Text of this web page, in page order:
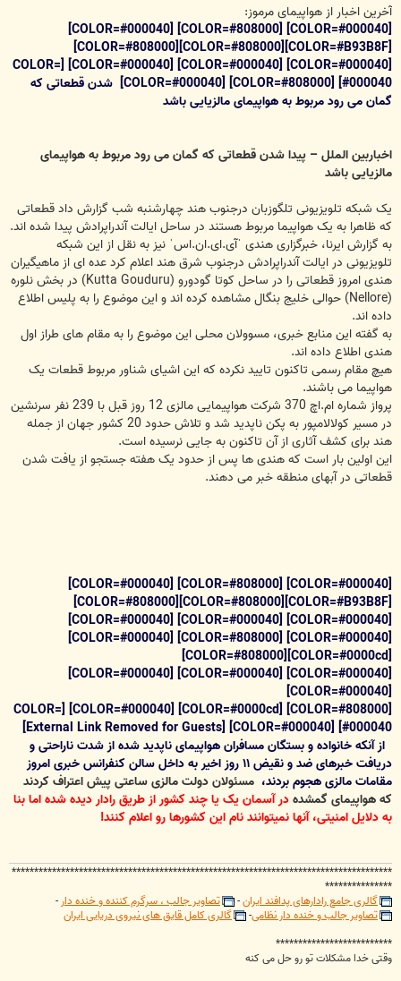
ت
آخرین اخبار از هواپیمای مرموز:
[COLOR=#000040] [COLOR=#808000] [COLOR=#000040]
[COLOR=#B93B8F][COLOR=#808000][COLOR=#808000]
[COLOR=#000040] [COLOR=#000040] [COLOR=#000040] [COLOR=
#000040] [COLOR=#808000] [COLOR=#000040] شدن قطعاتی که
گمان می رود مربوط به هواپیمای مالزیایی باشد
اخباربین الملل – پیدا شدن قطعاتی که گمان می رود مربوط به هواپیمای
مالزیایی باشد
یک شبکه تلویزیونی تلگوزبان درجنوب هند چهارشنبه شب گزارش داد قطعاتی
که ظاهرا به یک هواپیما مربوط هستند در ساحل ایالت آندراپرادش پیدا شده اند.
به گزارش ایرنا، خبرگزاری هندی ˈآی.ای.ان.اسˈ نیز به نقل از این شبکه
تلویزیونی در ایالت آندراپرادش درجنوب شرق هند اعلام کرد عده ای از ماهیگیران
هندی امروز قطعاتی را در ساحل کوتا گودورو (Kutta Gouduru) در بخش نلوره
(Nellore) حوالی خلیج بنگال مشاهده کرده اند و این موضوع را به پلیس اطلاع
داده اند.
به گفته این منابع خبری، مسوولان محلی این موضوع را به مقام های طراز اول
هندی اطلاع داده اند.
هیچ مقام رسمی تاکنون تایید نکرده که این اشیای شناور مربوط قطعات یک
هواپیما می باشند.
پرواز شماره ام.اچ 370 شرکت هواپیمایی مالزی 12 روز قبل با 239 نفر سرنشین
در مسیر کولالامپور به پکن ناپدید شد و تلاش حدود 20 کشور جهان از جمله
هند برای کشف آثاری از آن تاکنون به جایی نرسیده است.
این اولین بار است که هندی ها پس از حدود یک هفته جستجو از یافت شدن
قطعاتی در آبهای منطقه خبر می دهند.
[COLOR=#000040] [COLOR=#808000] [COLOR=#000040]
[COLOR=#B93B8F][COLOR=#808000][COLOR=#808000]
[COLOR=#000040] [COLOR=#000040] [COLOR=#000040]
[COLOR=#000040] [COLOR=#808000] [COLOR=#000040]
[COLOR=#0000cd][COLOR=#808000]
[COLOR=#000040] [COLOR=#000040] [COLOR=#000040]
[COLOR=#000040]
[COLOR=#808000] [COLOR=#0000cd] [COLOR=#000040] [COLOR=
#000040] [COLOR=#000040]
از آنکه خانواده و بستگان مسافران هواپیمای ناپدید شده از شدت ناراحتی و
دریافت خبرهای ضد و نقیض ۱۱ روز اخیر به داخل سالن کنفرانس خبری امروز
مقامات مالزی هجوم بردند، مسئولان دولت مالزی ساعتی پیش اعتراف کردند
که هواپیمای گمشدهدر آسمان یک یا چند کشور از طریق رادار دیده شده اما بنا
به دلایل امنیتی، آنها نمیتوانند نام این کشورها رو اعلام کنند!
*************************************************************************************
***************
گالری جامع رادارهای پدافند ایران- تصاویر جالب ، سرگرم کننده و خنده دار-
تصاویر جالب و خنده دار نظامی-
گالری کامل قایق های نیروی دریایی ایران
**************************
وقتی خدا مشکلات تو رو حل می کنه